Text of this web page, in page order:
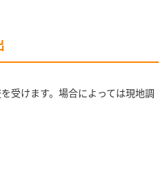
受けます。場合によっては現地調